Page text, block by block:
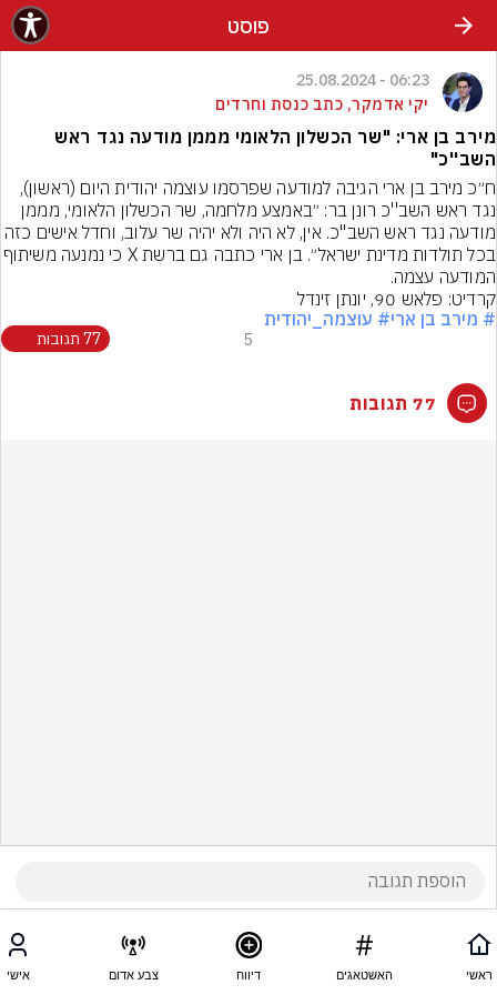
פוסט
06:23 - 25.08.2024
יקי אדמקר, כתב כנסת וחרדים
מירב בן ארי: "שר הכשלון הלאומי מממן מודעה נגד ראש
השב''כ"
המודעה עצמה.
קרדיט: פלאש 90, יונתן זינדל
# מירב בן ארי# עוצמה_יהודית
5 77 תגובות
77 תגובות
ראשי האשטאגים דיווח צבע אדום אישי